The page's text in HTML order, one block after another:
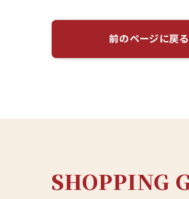
前のページに戻る
SHOPPING